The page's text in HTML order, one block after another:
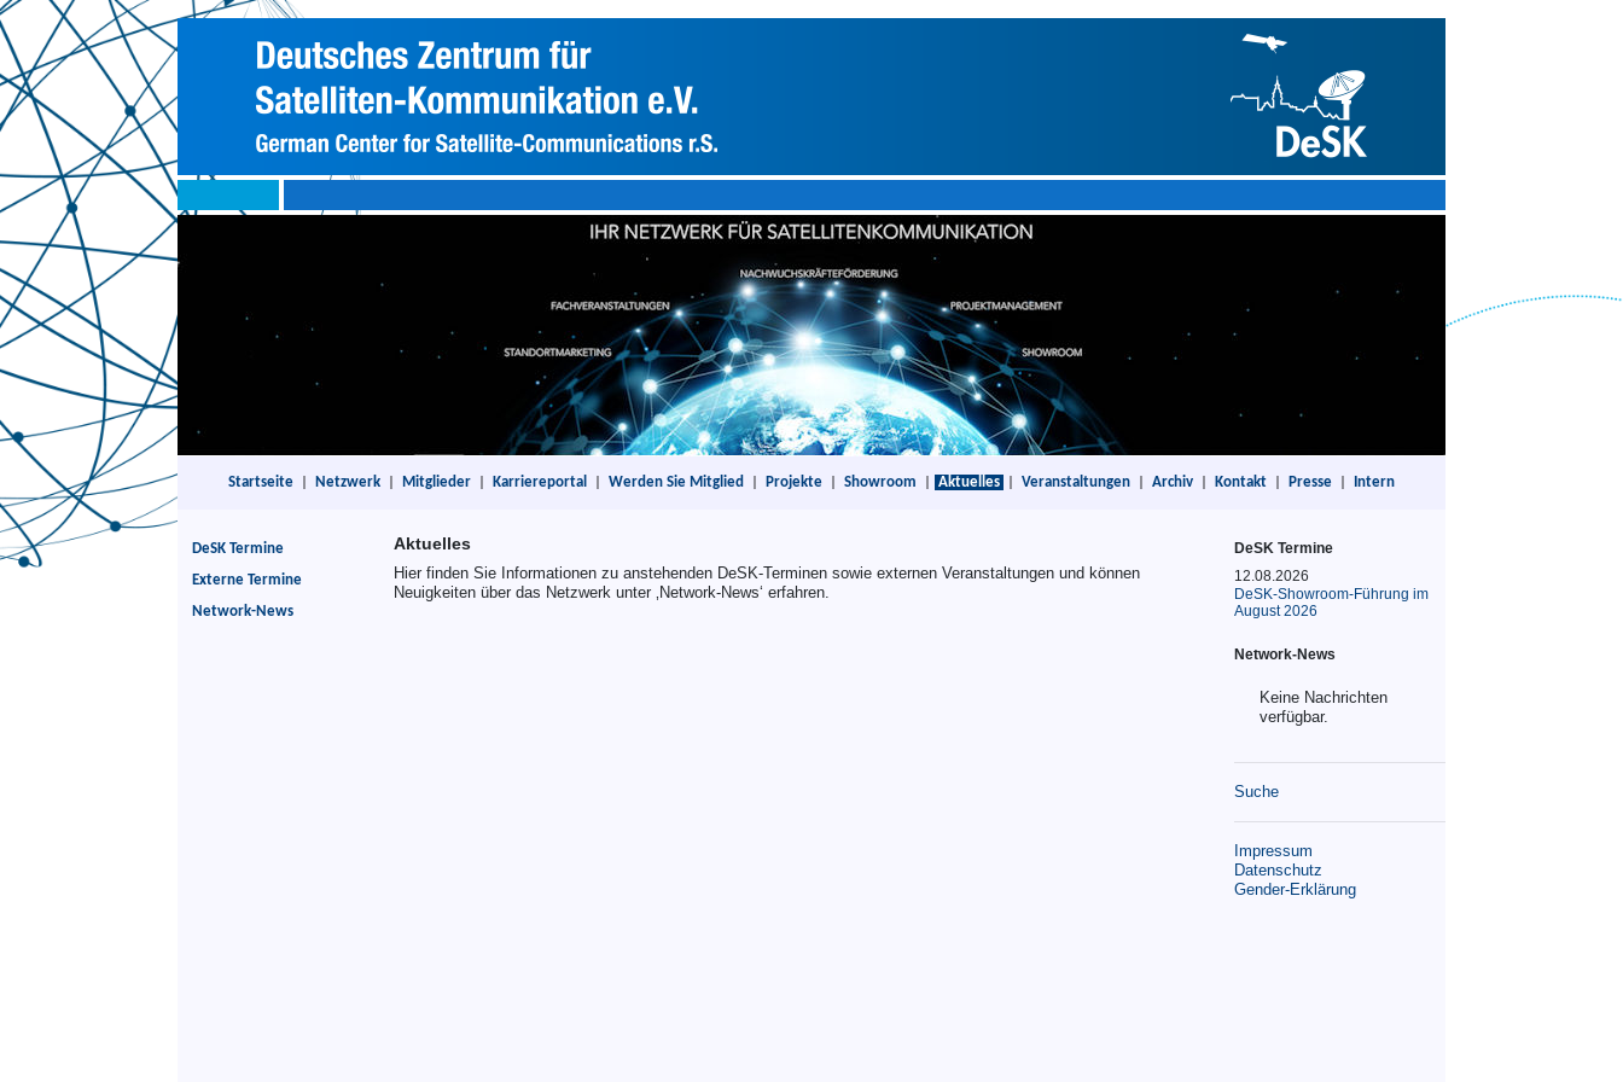
Startseite Netzwerk Mitglieder Karriereportal Werden Sie Mitglied Projekte Showroom Aktuelles Veranstaltungen Archiv Kontakt Presse Intern
DeSK Termine
Externe Termine
Network-News
Aktuelles
Hier finden Sie Informationen zu anstehenden DeSK-Terminen sowie externen Veranstaltungen und können
Neuigkeiten über das Netzwerk unter ‚Network-News‘ erfahren.
DeSK Termine
12.08.2026
DeSK-Showroom-Führung im
August 2026
Network-News
Keine Nachrichten
verfügbar.
Suche
Impressum
Datenschutz
Gender-Erklärung